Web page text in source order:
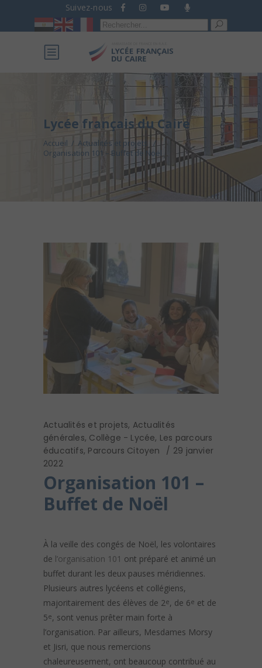
Suivez-nous
Recherche
pour :
Lycée français du Caire
Accueil / Actualités et projets
/
Organisation 101 – Buffet de Noël
Actualités et projets, Actualités
générales, Collège - Lycée, Les parcours
éducatifs, Parcours Citoyen
29 janvier
2022
Organisation 101 –
Buffet de Noël
À la veille des congés de Noël, les volontaires
de l’organisation 101 ont préparé et animé un
buffet durant les deux pauses méridiennes.
Plusieurs autres lycéens et collégiens,
majoritairement des élèves de 2e, de 6e et de
5e, sont venus prêter main forte à
l’organisation. Par ailleurs, Mesdames Morsy
et Jisri, que nous remercions
chaleureusement, ont beaucoup contribué au